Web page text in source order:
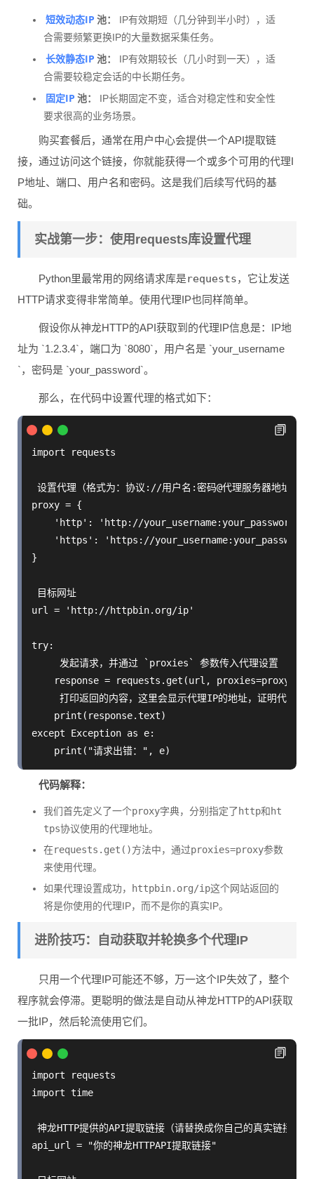
短效动态IP 池：
IP有效期短（几分钟到半小时），适
合需要频繁更换IP的大量数据采集任务。
长效静态IP 池：
IP有效期较长（几小时到一天），适
合需要较稳定会话的中长期任务。
固定IP 池：
IP长期固定不变，适合对稳定性和安全性
要求很高的业务场景。
购买套餐后，通常在用户中心会提供一个API提取链
接，通过访问这个链接，你就能获得一个或多个可用的代理I
P地址、端口、用户名和密码。这是我们后续写代码的基
础。
实战第一步：使用requests库设置代理
Python里最常用的网络请求库是requests，它让发送
HTTP请求变得非常简单。使用代理IP也同样简单。
假设你从神龙HTTP的API获取到的代理IP信息是：IP地
址为 `1.2.3.4`，端口为 `8080`，用户名是 `your_username
`，密码是 `your_password`。
那么，在代码中设置代理的格式如下：
import requests
设置代理（格式为：协议://用户名:密码@代理服务器地址:端
proxy = {
'http': 'http://
'https': 'https://
}
目标网址
url = 'http://httpbin.org/ip'
try:
     发起请求，并通过 `proxies` 参数传入代理设置
    response = requests.get(url, proxies=proxy)
打印返回的内容，这里会显示代理IP的地址，证明代理成
    print(response.text)
except Exception as e:
代码解释：
我们首先定义了一个proxy字典，分别指定了http和ht
tps协议使用的代理地址。
在requests.get()方法中，通过proxies=proxy参数
来使用代理。
如果代理设置成功， httpbin.org/ip这个网站返回的
将是你使用的代理IP，而不是你的真实IP。
进阶技巧：自动获取并轮换多个代理IP
只用一个代理IP可能还不够，万一这个IP失效了，整个
程序就会停滞。更聪明的做法是自动从神龙HTTP的API获取
一批IP，然后轮流使用它们。
import requests
import time
神龙HTTP提供的API提取链接（请替换成你自己的真实链接）
api_url = "你的神龙HTTPAPI提取链接"